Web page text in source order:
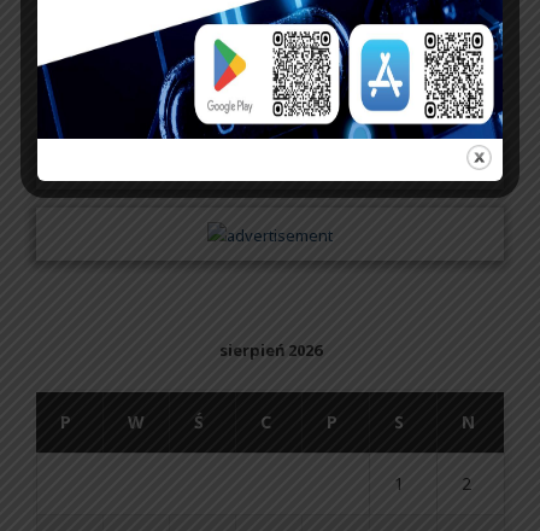
UBEZPIECZENIA
sierpień 2026
P W Ś C P S N
1 2